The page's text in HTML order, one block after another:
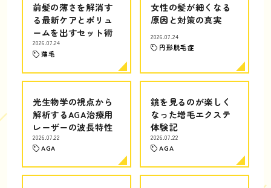
前髪の薄さを解消す
る最新ケアとボリュ
ームを出すセット術
2026.07.24
薄毛
女性の髪が細くなる
原因と対策の真実
2026.07.24
円形脱毛症
光生物学の視点から
解析するAGA治療用
レーザーの波長特性
2026.07.22
AGA
鏡を見るのが楽しく
なった増毛エクステ
体験記
2026.07.22
AGA